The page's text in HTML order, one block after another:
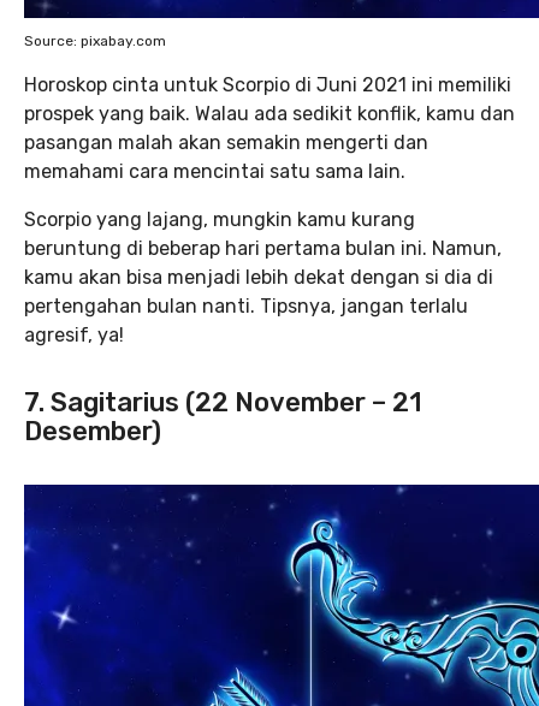
Source: pixabay.com
Horoskop cinta untuk Scorpio di Juni 2021 ini memiliki
prospek yang baik. Walau ada sedikit konflik, kamu dan
pasangan malah akan semakin mengerti dan
memahami cara mencintai satu sama lain.
Scorpio yang lajang, mungkin kamu kurang
beruntung di beberap hari pertama bulan ini. Namun,
kamu akan bisa menjadi lebih dekat dengan si dia di
pertengahan bulan nanti. Tipsnya, jangan terlalu
agresif, ya!
7. Sagitarius (22 November – 21
Desember)